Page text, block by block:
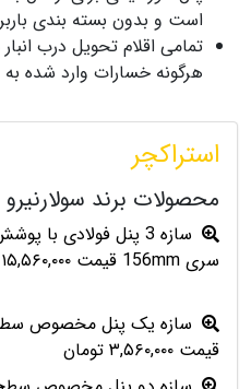
است و بدون بسته بندی
تمامی اقلام تحویل درب
هرگونه خسارات وارد شده
استراکچر
محصولات برند سولارنیرو
سازه 3 پنل فولادی
سری 156mm قیمت ۱۵,۵۶۰,۰۰۰ تومان
سازه یک پنل مخصوص
قیمت ۳,۵۶۰,۰۰۰ تومان